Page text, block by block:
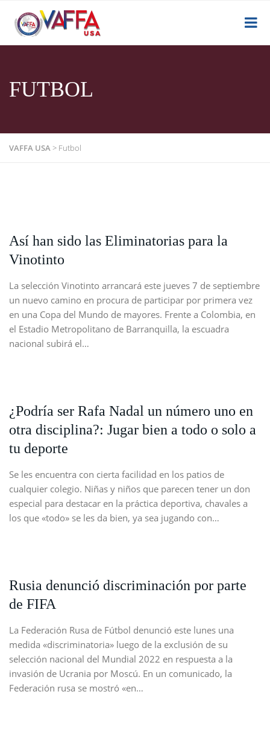
FUTBOL
VAFFA USA> Futbol
Así han sido las Eliminatorias para la
Vinotinto
La selección Vinotinto arrancará este jueves 7 de septiembre
un nuevo camino en procura de participar por primera vez
en una Copa del Mundo de mayores. Frente a Colombia, en
el Estadio Metropolitano de Barranquilla, la escuadra
nacional subirá el…
¿Podría ser Rafa Nadal un número uno en
otra disciplina?: Jugar bien a todo o solo a
tu deporte
Se les encuentra con cierta facilidad en los patios de
cualquier colegio. Niñas y niños que parecen tener un don
especial para destacar en la práctica deportiva, chavales a
los que «todo» se les da bien, ya sea jugando con…
Rusia denunció discriminación por parte
de FIFA
La Federación Rusa de Fútbol denunció este lunes una
medida «discriminatoria» luego de la exclusión de su
selección nacional del Mundial 2022 en respuesta a la
invasión de Ucrania por Moscú. En un comunicado, la
Federación rusa se mostró «en…